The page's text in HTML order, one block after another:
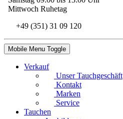
Mittwoch Ruhetag
+49 (351) 31 09 120
Mobile Menu Toggle
Verkauf
Unser Tauchgeschäft
Kontakt
Marken
Service
Tauchen